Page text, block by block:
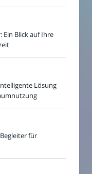
Blick auf Ihre
Lösung
für